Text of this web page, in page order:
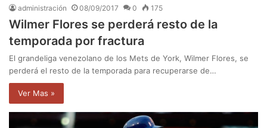
administración 08/09/2017 0 175
Wilmer Flores se perderá resto de la
temporada por fractura
El grandeliga venezolano de los Mets de York, Wilmer Flores, se
perderá el resto de la temporada para recuperarse de…
Ver Mas »